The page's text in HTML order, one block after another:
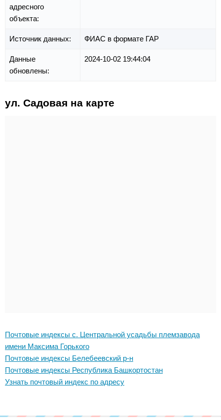
адресного
объекта:
Источник данных: ФИАС в формате ГАР
Данные
обновлены:
2024-10-02 19:44:04
ул. Садовая на карте
Почтовые индексы с. Центральной усадьбы племзавода
имени Максима Горького
Почтовые индексы Белебеевский р-н
Почтовые индексы Республика Башкортостан
Узнать почтовый индекс по адресу